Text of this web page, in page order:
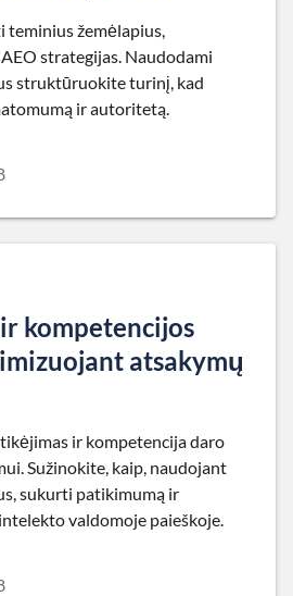
teminius žemėlapius,
strategijas. Naudodami
struktūruokite turinį, kad
ir autoritetą.
kompetencijos
atsakymų
ir kompetencija daro
Sužinokite, kaip, naudojant
sukurti patikimumą ir
valdomoje paieškoje.